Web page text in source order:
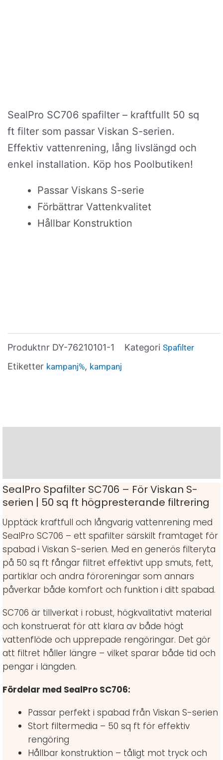
SealPro SC706 spafilter – kraftfullt 50 sq
ft filter som passar Viskan S-serien.
Effektiv vattenrening, lång livslängd och
enkel installation. Köp hos Poolbutiken!
Passar Viskans S-serie
Förbättrar Vattenkvalitet
Hållbar Konstruktion
Produktnr DY-76210101-1 Kategori Spafilter
Etiketter kampanj%, kampanj
SealPro Spafilter SC706 – För Viskan S-
serien | 50 sq ft högpresterande filtrering
Upptäck kraftfull och långvarig vattenrening med
SealPro SC706 – ett spafilter särskilt framtaget för
spabad i Viskan S-serien. Med en generös filteryta
på 50 sq ft fångar filtret effektivt upp smuts, fett,
partiklar och andra föroreningar som annars
påverkar både komfort och funktion i ditt spabad.
SC706 är tillverkat i robust, högkvalitativt material
och konstruerat för att klara av både högt
vattenflöde och upprepade rengöringar. Det gör
att filtret håller längre – vilket sparar både tid och
pengar i längden.
Fördelar med SealPro SC706:
Passar perfekt i spabad från Viskan S-serien
Stort filtermedia – 50 sq ft för effektiv
rengöring
Hållbar konstruktion – tåligt mot tryck och